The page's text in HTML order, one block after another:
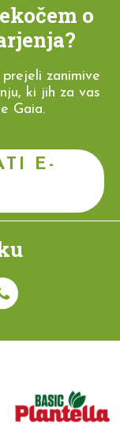
o
zanimive
ki jih za vas
Gaia.
E-